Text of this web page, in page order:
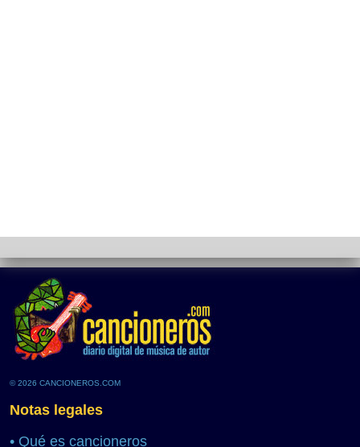
© 2026 CANCIONEROS.COM
Notas legales
• Qué es cancioneros